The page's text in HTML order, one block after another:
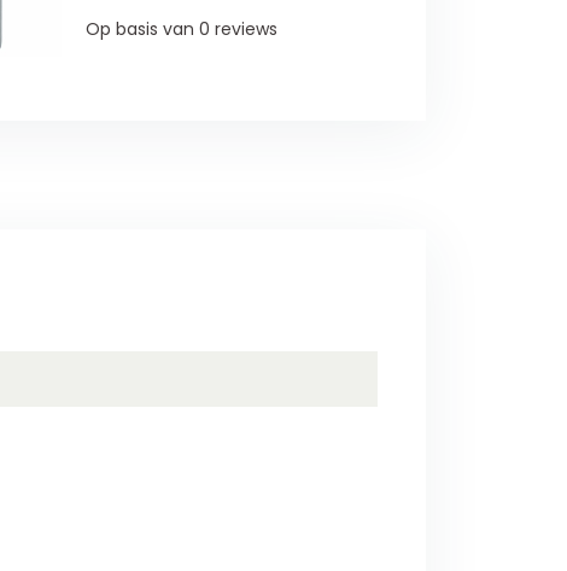
Op basis van 0 reviews